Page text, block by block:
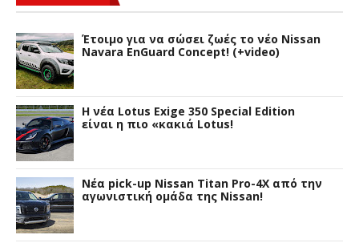
Έτοιμο για να σώσει ζωές το νέο Nissan
Navara EnGuard Concept! (+video)
H νέα Lotus Exige 350 Special Edition
είναι η πιο «κακιά Lotus!
Νέα pick-up Nissan Titan Pro-4X από την
αγωνιστική ομάδα της Nissan!